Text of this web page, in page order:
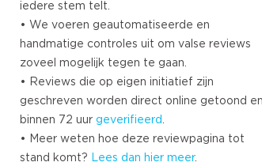
iedere stem telt.
• We voeren geautomatiseerde en
handmatige controles uit om valse reviews
zoveel mogelijk tegen te gaan.
• Reviews die op eigen initiatief zijn
geschreven worden direct online getoond en
binnen 72 uur geverifieerd.
• Meer weten hoe deze reviewpagina tot
stand komt? Lees dan hier meer.